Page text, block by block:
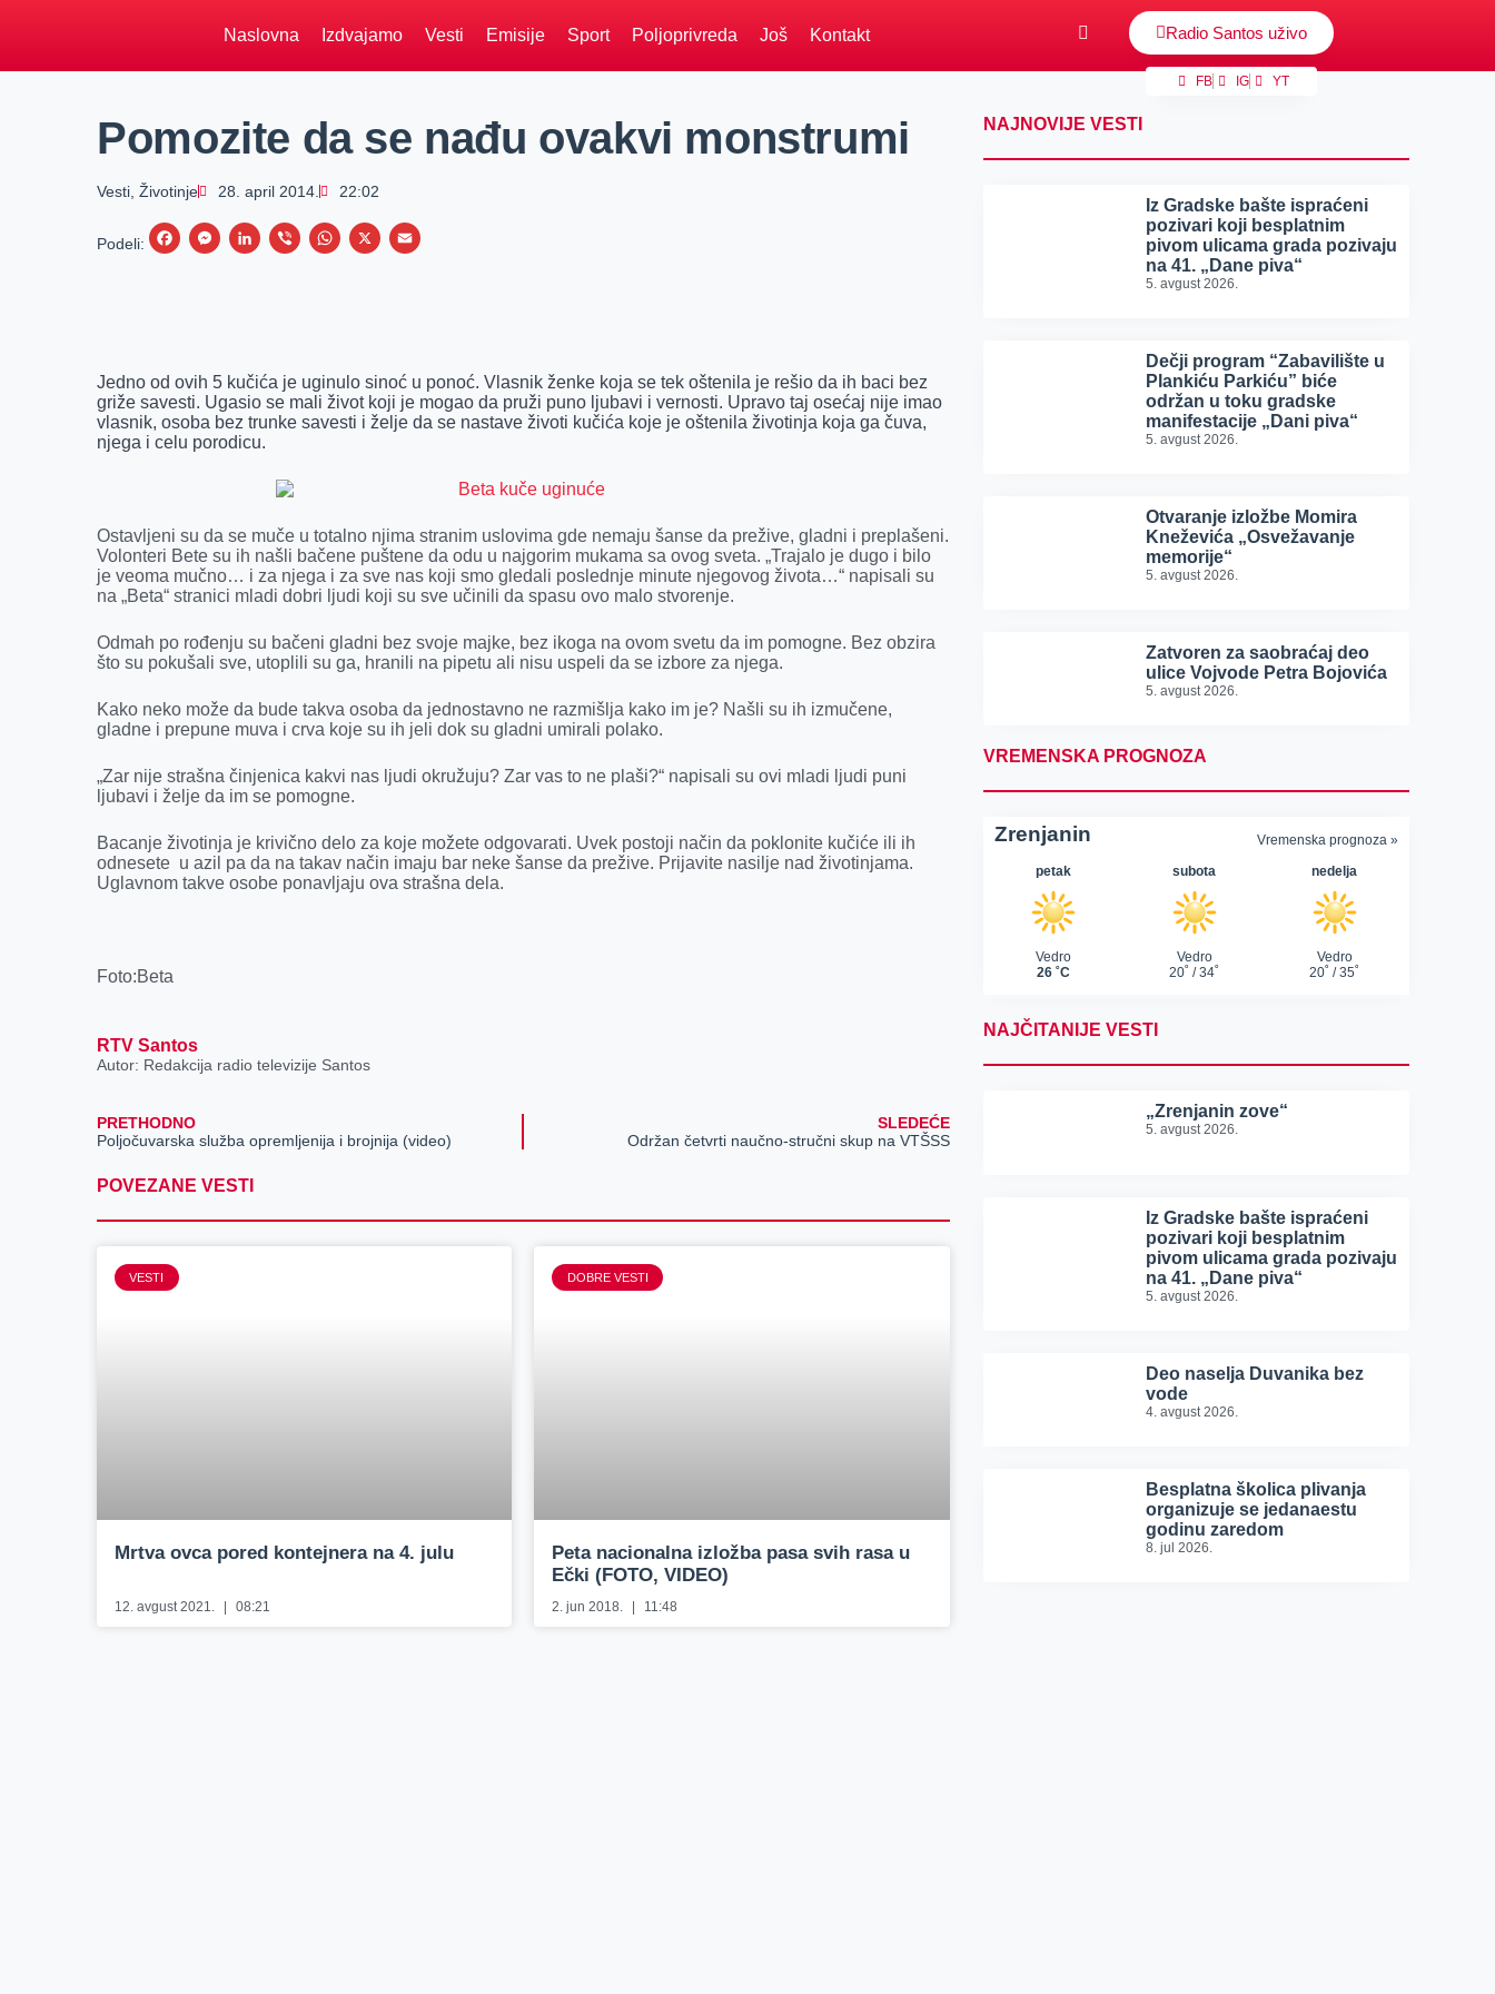
Naslovna Izdvajamo Vesti Emisije Sport Poljoprivreda Još Kontakt Radio Santos uživo
FB IG YT
Pomozite da se nađu ovakvi monstrumi
Vesti ,Životinje 28. april 2014. 22:02
Podeli:
F
o
o
M
n
g
L
d
I
V
W
A
p
X
Jedno od ovih 5 kučića je uginulo sinoć u ponoć. Vlasnik ženke koja se tek oštenila je rešio da ih baci bez
griže savesti. Ugasio se mali život koji je mogao da pruži puno ljubavi i vernosti. Upravo taj osećaj nije imao
vlasnik, osoba bez trunke savesti i želje da se nastave životi kučića koje je oštenila životinja koja ga čuva,
njega i celu porodicu.
Ostavljeni su da se muče u totalno njima stranim uslovima gde nemaju šanse da prežive, gladni i preplašeni.
Volonteri Bete su ih našli bačene puštene da odu u najgorim mukama sa ovog sveta. „Trajalo je dugo i bilo
je veoma mučno… i za njega i za sve nas koji smo gledali poslednje minute njegovog života…“ napisali su
na „Beta“ stranici mladi dobri ljudi koji su sve učinili da spasu ovo malo stvorenje.
Odmah po rođenju su bačeni gladni bez svoje majke, bez ikoga na ovom svetu da im pomogne. Bez obzira
što su pokušali sve, utoplili su ga, hranili na pipetu ali nisu uspeli da se izbore za njega.
Kako neko može da bude takva osoba da jednostavno ne razmišlja kako im je? Našli su ih izmučene,
gladne i prepune muva i crva koje su ih jeli dok su gladni umirali polako.
„Zar nije strašna činjenica kakvi nas ljudi okružuju? Zar vas to ne plaši?“ napisali su ovi mladi ljudi puni
ljubavi i želje da im se pomogne.
Bacanje životinja je krivično delo za koje možete odgovarati. Uvek postoji način da poklonite kučiće ili ih
odnesete u azil pa da na takav način imaju bar neke šanse da prežive. Prijavite nasilje nad životinjama.
Uglavnom takve osobe ponavljaju ova strašna dela.
Foto:Beta
RTV Santos
Autor: Redakcija radio televizije Santos
PRETHODNO
Poljočuvarska služba opremljenija i brojnija (video)
SLEDEĆE
Održan četvrti naučno-stručni skup na VTŠSS
POVEZANE VESTI
VESTI
Mrtva ovca pored kontejnera na 4. julu
12. avgust 2021. 08:21
DOBRE VESTI
Peta nacionalna izložba pasa svih rasa u
Ečki (FOTO, VIDEO)
2. jun 2018. 11:48
NAJNOVIJE VESTI
Iz Gradske bašte ispraćeni
pozivari koji besplatnim
pivom ulicama grada pozivaju
na 41. „Dane piva“
5. avgust 2026.
Dečji program “Zabavilište u
Plankiću Parkiću” biće
održan u toku gradske
manifestacije „Dani piva“
5. avgust 2026.
Otvaranje izložbe Momira
Kneževića „Osvežavanje
memorije“
5. avgust 2026.
Zatvoren za saobraćaj deo
ulice Vojvode Petra Bojovića
5. avgust 2026.
VREMENSKA PROGNOZA
NAJČITANIJE VESTI
„Zrenjanin zove“
5. avgust 2026.
Iz Gradske bašte ispraćeni
pozivari koji besplatnim
pivom ulicama grada pozivaju
na 41. „Dane piva“
5. avgust 2026.
Deo naselja Duvanika bez
vode
4. avgust 2026.
Besplatna školica plivanja
organizuje se jedanaestu
godinu zaredom
8. jul 2026.